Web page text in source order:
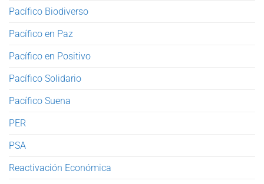
Pacífico Biodiverso
Pacífico en Paz
Pacífico en Positivo
Pacífico Solidario
Pacífico Suena
PER
PSA
Reactivación Económica